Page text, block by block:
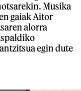
Musika
gaiak Aitor
alorra
egin dute